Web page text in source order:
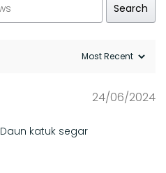
Search
24/06/2024
Daun katuk segar